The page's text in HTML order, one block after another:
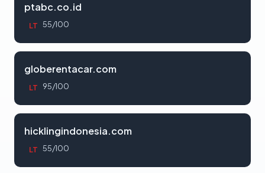
ptabc.co.id
LT 55/100
globerentacar.com
LT 95/100
hicklingindonesia.com
LT 55/100